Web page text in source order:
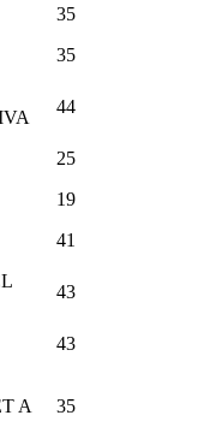
35
35
44
25
19
41
43
43
A
35